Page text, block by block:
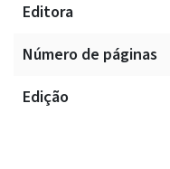
Editora
Número de páginas
Edição